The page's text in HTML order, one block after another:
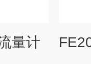
量计